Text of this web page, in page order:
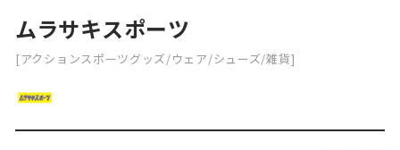
ムラサキスポーツ
[アクションスポーツグッズ/ウェア/シューズ/雑貨]